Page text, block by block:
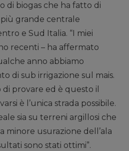
di biogas che ha fatto di
grande centrale
e Sud Italia. “I miei
recenti – ha affermato
anno abbiamo
di sub irrigazione sul mais.
di provare ed è questo il
è l’unica strada possibile.
sia su terreni argillosi che
minore usurazione dell’ala
sono stati ottimi”.